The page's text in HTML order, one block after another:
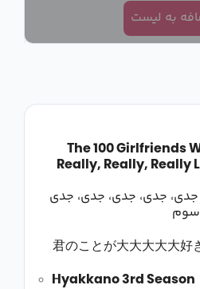
به لیست
The 100 Girlfriends
Really, Really, Really
جدی، جدی، جدی، جدی، جدی
君のことが大大大大大好
Hyakkano 3rd Season